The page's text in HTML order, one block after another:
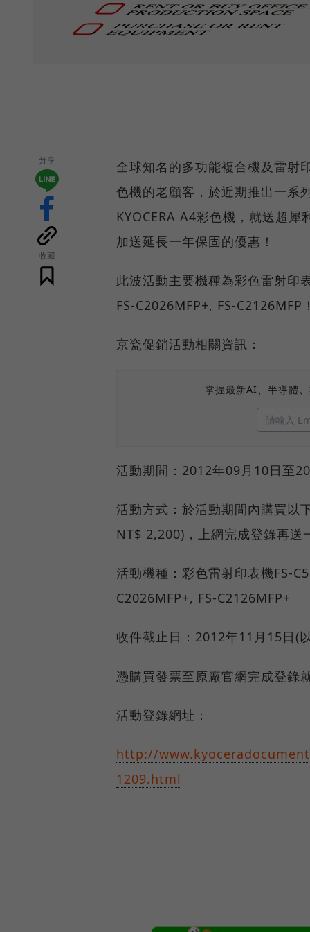
分享
收藏
全球知名的多功能複合機及雷射
色機的老顧客，於近期推出一系
KYOCERA A4彩色機，就送超
加送延長一年保固的優惠！
此波活動主要機種為彩色雷射印
FS-C2026MFP+, FS-
京瓷促銷活動相關資訊：
掌握最新AI、半導體
活動期間：2012年09月10日至
活動方式：於活動期間內購買以
NT$ 2,200)，上網完成登錄再送
活動機種：彩色雷射印表機FS-
C2026MFP+, FS-C2126MFP+
收件截止日：2012年11月15日(
憑購買發票至原廠官網完成登錄
活動登錄網址：
http://
1209.html